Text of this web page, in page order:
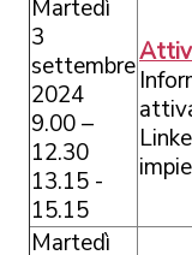
Martedì
3
settembre
2024
9.00 –
12.30
13.15 -
15.15
Martedì